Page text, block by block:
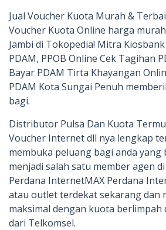
Jual Voucher Kuota Murah &
Voucher Kuota Online harga
Jambi di Tokopedia! Mitra
PDAM, PPOB Online Cek Tagihan
Bayar PDAM Tirta Khayangan
PDAM Kota Sungai Penuh
bagi.
Distributor Pulsa Dan Kuota
Voucher Internet dll nya lengkap
membuka peluang bagi anda
menjadi salah satu member agen
Perdana InternetMAX Perdana
atau outlet terdekat sekarang dan
maksimal dengan kuota
dari Telkomsel.